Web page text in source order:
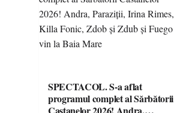
SPECTACOL. S-a aflat
programul complet al Sărbătorii